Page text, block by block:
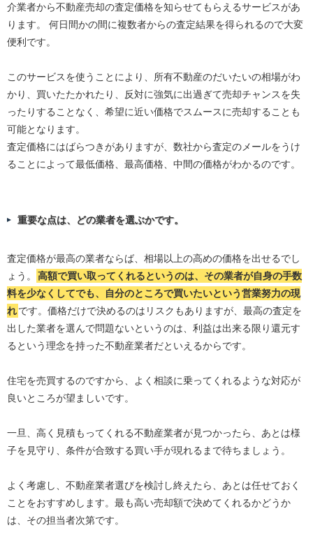
介業者から不動産売却の査定価格を知らせてもらえるサービスがあ
ります。 何日間かの間に複数者からの査定結果を得られるので大変
便利です。
このサービスを使うことにより、所有不動産のだいたいの相場がわ
かり、買いたたかれたり、反対に強気に出過ぎて売却チャンスを失
ったりすることなく、希望に近い価格でスムースに売却することも
可能となります。
査定価格にはばらつきがありますが、数社から査定のメールをうけ
ることによって最低価格、最高価格、中間の価格がわかるのです。
重要な点は、どの業者を選ぶかです。
査定価格が最高の業者ならば、相場以上の高めの価格を出せるでし
ょう。
高額で買い取ってくれるというのは、その業者が自身の手数
料を少なくしてでも、自分のところで買いたいという営業努力の現
れです。価格だけで決めるのはリスクもありますが、最高の査定を
出した業者を選んで問題ないというのは、利益は出来る限り還元す
るという理念を持った不動産業者だといえるからです。
住宅を売買するのですから、よく相談に乗ってくれるような対応が
良いところが望ましいです。
一旦、高く見積もってくれる不動産業者が見つかったら、あとは様
子を見守り、条件が合致する買い手が現れるまで待ちましょう。
よく考慮し、不動産業者選びを検討し終えたら、あとは任せておく
ことをおすすめします。最も高い売却額で決めてくれるかどうか
は、その担当者次第です。